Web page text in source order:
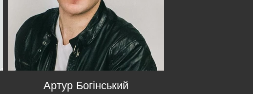
Артур Богінський